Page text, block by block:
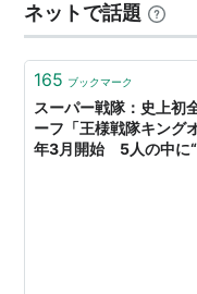
ソウジくんが推しな
見れちゃった。 こち
ネットで話題
165 ブックマーク
スーパー戦隊：史上初
ーフ「王様戦隊キング
年3月開始 5人の中に“